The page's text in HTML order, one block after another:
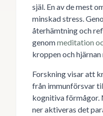
själ. En av de mest
minskad stress.
återhämtning och
genommeditation
kroppen och
Forskning visar att
från immunförsvar
kognitiva förmågor.
ner aktiveras det